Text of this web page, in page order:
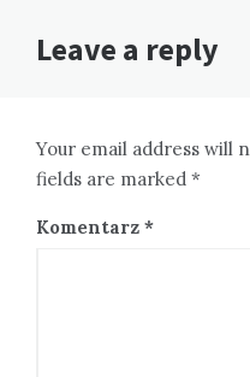
Leave a reply
Your email address will
fields are marked *
Komentarz *